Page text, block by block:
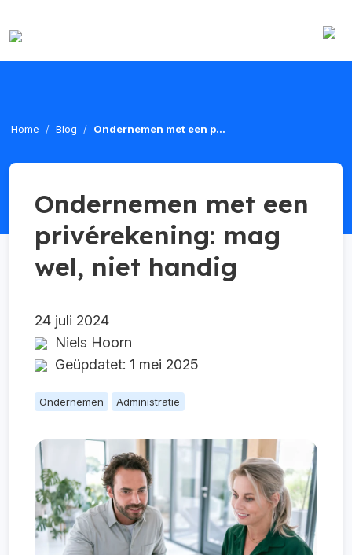
Home Blog Ondernemen met een p...
Ondernemen met een
privérekening: mag
wel, niet handig
24 juli 2024
Niels Hoorn
Geüpdatet: 1 mei 2025
Ondernemen Administratie